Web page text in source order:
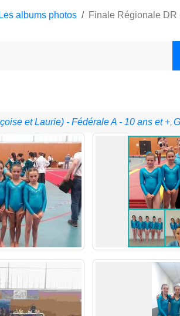
Les albums photos Finale Régionale DR
et Laurie) - Fédérale A - 10 ans et +